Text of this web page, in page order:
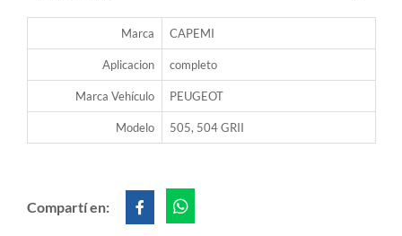
Marca CAPEMI
Aplicacion completo
Marca Vehículo PEUGEOT
Modelo 505, 504 GRII
Compartí en: